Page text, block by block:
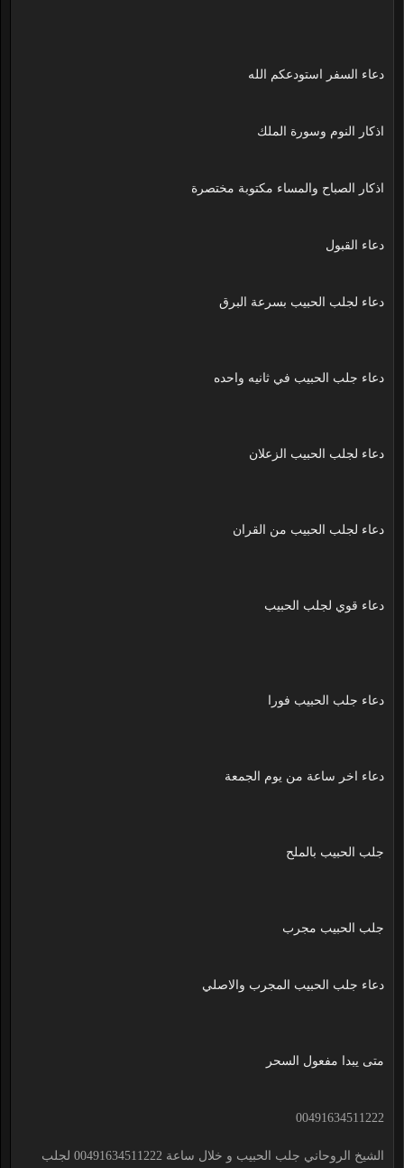
دعاء السفر استودعكم الله
اذكار النوم وسورة الملك
اذكار الصباح والمساء مكتوبة مختصرة
دعاء القبول
دعاء لجلب الحبيب بسرعة البرق
دعاء جلب الحبيب في ثانيه واحده
دعاء لجلب الحبيب الزعلان
دعاء لجلب الحبيب من القران
دعاء قوي لجلب الحبيب
دعاء جلب الحبيب فورا
دعاء اخر ساعة من يوم الجمعة
جلب الحبيب بالملح
جلب الحبيب مجرب
دعاء جلب الحبيب المجرب والاصلي
متى يبدا مفعول السحر
00491634511222
الشيخ الروحاني جلب الحبيب و خلال ساعة 00491634511222 لجلب